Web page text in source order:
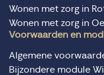
Wonen met zorg in
Wonen met zorg in
Voorwaarden en
Algemene
Bijzondere module